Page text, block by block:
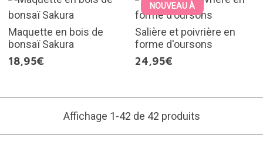
Maquette en bois de
bonsaï Sakura
18,95€
NOUVEAU À
Salière et poivrière en
forme d'oursons
24,95€
Affichage 1-42 de 42 produits